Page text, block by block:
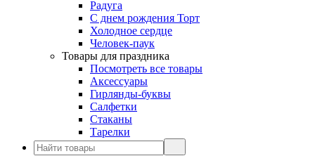
Радуга
С днем рождения Торт
Холодное сердце
Человек-паук
Товары для праздника
Посмотреть все товары
Аксессуары
Гирлянды-буквы
Салфетки
Стаканы
Тарелки